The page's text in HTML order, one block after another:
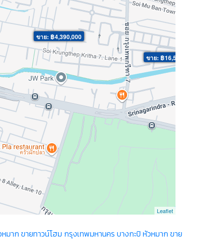
ขาย: ฿4,390,000
ขาย: ฿16,500,000
Leaflet
มาก ขายทาวน์โฮม กรุงเทพมหานคร บางกะปิ หัวหมาก ขาย